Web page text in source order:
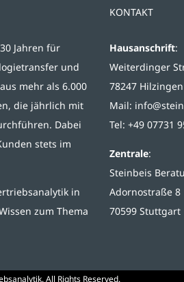
Jahren für
und
mehr als 6.000
die jährlich mit
Dabei
stets im
in
zum Thema
KONTAKT
Hausanschrift:
Weiterdinger
78247 Hilzingen
Mail:
Tel: +49 07731
Zentrale:
Steinbeis
Adornostraße 8
70599 Stuttgart
All Rights Reserved.